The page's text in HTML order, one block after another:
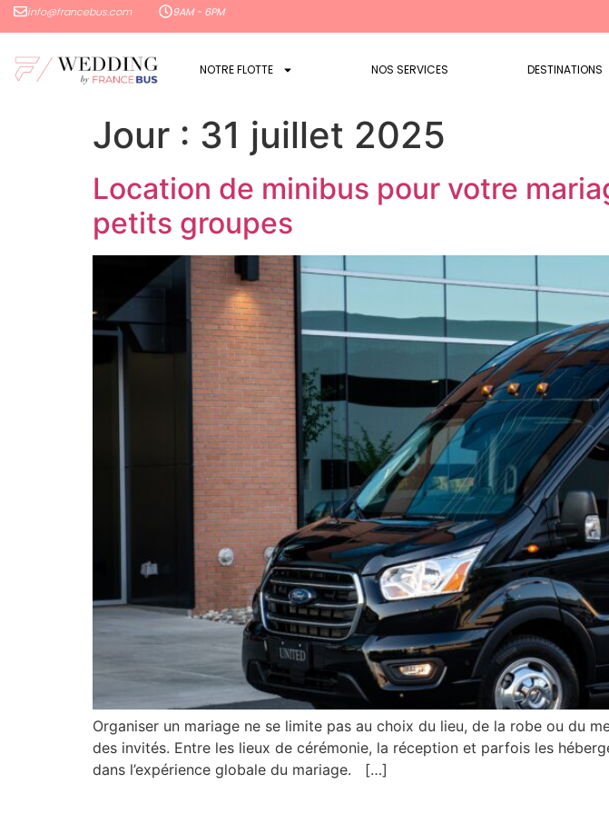
info@francebus.com 9AM - 6PM
NOTRE FLOTTE NOS SERVICES DESTINATIONS
Jour : 31 juillet 2025
Location de minibus pour votre
petits groupes
Organiser un mariage ne se limite pas au choix du lieu, de la robe ou du
des invités. Entre les lieux de cérémonie, la réception et parfois les
dans l’expérience globale du mariage. […]